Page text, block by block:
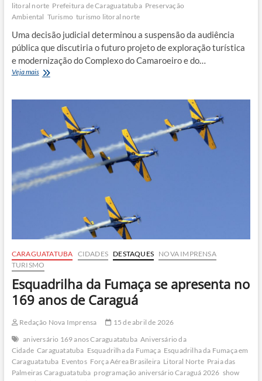
litoral norte Prefeitura de Caraguatatuba Preservação
Ambiental Turismo turismo litoral norte
Uma decisão judicial determinou a suspensão da audiência
pública que discutiria o futuro projeto de exploração turística
e modernização do Complexo do Camaroeiro e do…
Veja maisJustiça
Complexo
Camaroeiro
e
recorre
CARAGUATATUBA CIDADES DESTAQUES
NOVA IMPRENSA
TURISMO
Esquadrilha da Fumaça se apresenta no
169 anos de Caraguá
Redação Nova Imprensa
15 de abril de 2026
aniversário 169 anos Caraguatatuba Aniversário da
Cidade Caraguatatuba Esquadrilha da Fumaça Esquadrilha da Fumaça em
Caraguatatuba Eventos Força Aérea Brasileira Litoral Norte Praia das
Palmeiras Caraguatatuba programação aniversário Caraguá 2026 show